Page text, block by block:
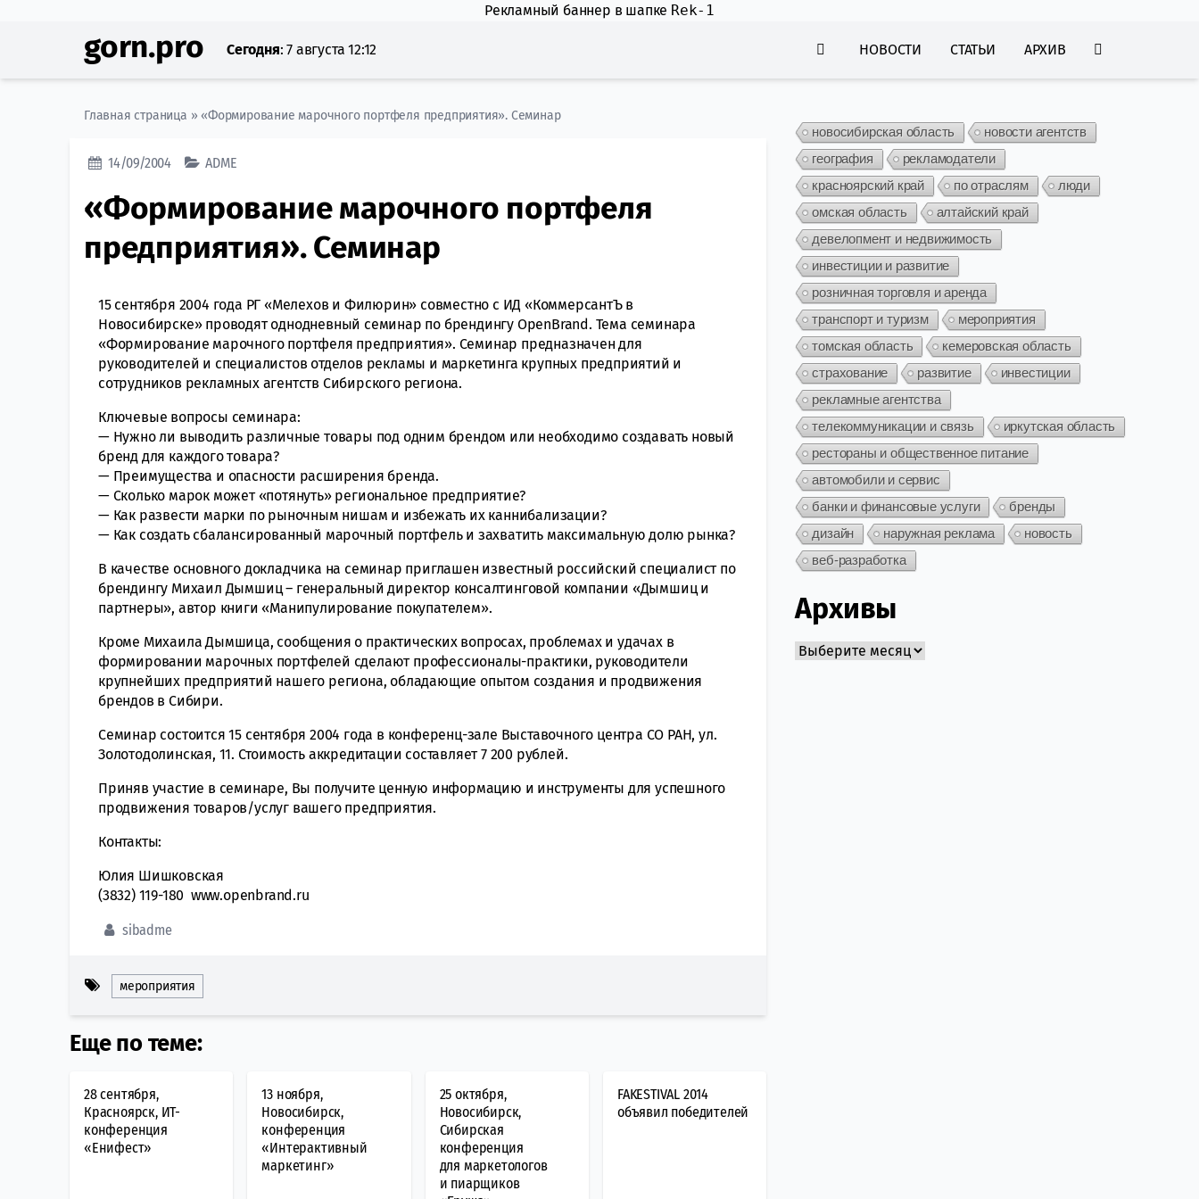
Рекламный баннер в шапке Rek-1
gorn.pro Сегодня: 7 августа 12:12 НОВОСТИ СТАТЬИ АРХИВ
Главная страница » «Формирование марочного портфеля предприятия». Семинар
14/09/2004 ADME
«Формирование марочного портфеля
предприятия». Семинар
15 сентября 2004 года РГ «Мелехов и Филюрин» совместно с ИД «КоммерсантЪ в
Новосибирске» проводят однодневный семинар по брендингу OpenBrand. Тема семинара
«Формирование марочного портфеля предприятия». Семинар предназначен для
руководителей и специалистов отделов рекламы и маркетинга крупных предприятий и
сотрудников рекламных агентств Сибирского региона.
Ключевые вопросы семинара:
— Нужно ли выводить различные товары под одним брендом или необходимо создавать новый
бренд для каждого товара?
— Преимущества и опасности расширения бренда.
— Сколько марок может «потянуть» региональное предприятие?
— Как развести марки по рыночным нишам и избежать их каннибализации?
— Как создать сбалансированный марочный портфель и захватить максимальную долю рынка?
В качестве основного докладчика на семинар приглашен известный российский специалист по
брендингу Михаил Дымшиц – генеральный директор консалтинговой компании «Дымшиц и
партнеры», автор книги «Манипулирование покупателем».
Кроме Михаила Дымшица, сообщения о практических вопросах, проблемах и удачах в
формировании марочных портфелей сделают профессионалы-практики, руководители
крупнейших предприятий нашего региона, обладающие опытом создания и продвижения
брендов в Сибири.
Семинар состоится 15 сентября 2004 года в конференц-зале Выставочного центра СО РАН, ул.
Золотодолинская, 11. Стоимость аккредитации составляет 7 200 рублей.
Приняв участие в семинаре, Вы получите ценную информацию и инструменты для успешного
продвижения товаров/услуг вашего предприятия.
Контакты:
Юлия Шишковская
(3832) 119-180 www.openbrand.ru
sibadme
мероприятия
Еще по теме:
28 сентября,
Красноярск, ИТ-
конференция
«Енифест»
13 ноября,
Новосибирск,
конференция
«Интерактивный
маркетинг»
25 октября,
Новосибирск,
Сибирская
конференция
для маркетологов
и пиарщиков
FAKESTIVAL 2014
объявил победителей
новосибирская область
новости агентств
география
рекламодатели
красноярский край
по отраслям
люди
омская область
алтайский край
девелопмент и недвижимость
инвестиции и развитие
розничная торговля и аренда
транспорт и туризм
мероприятия
томская область
кемеровская область
страхование
развитие
инвестиции
рекламные агентства
телекоммуникации и связь
иркутская область
рестораны и общественное питание
автомобили и сервис
банки и финансовые услуги
бренды
дизайн
наружная реклама
новость
веб-разработка
Архивы
Архивы